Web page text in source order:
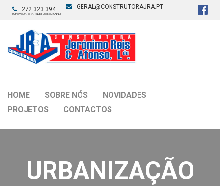
272 323 394
(CHAMADA PARA REDE FIXA NACIONAL)
GERAL@CONSTRUTORAJRA.PT
HOME SOBRE NÓS
NOVIDADES
PROJETOS
CONTACTOS
URBANIZAÇÃO